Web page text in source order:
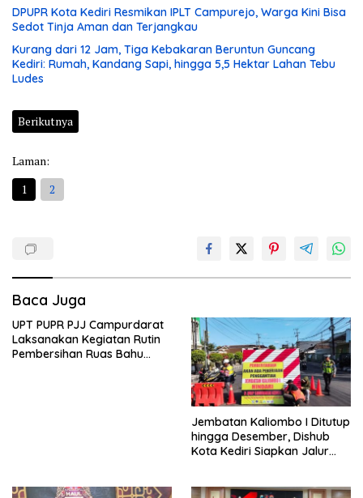
DPUPR Kota Kediri Resmikan IPLT Campurejo, Warga Kini Bisa
Sedot Tinja Aman dan Terjangkau
Kurang dari 12 Jam, Tiga Kebakaran Beruntun Guncang
Kediri: Rumah, Kandang Sapi, hingga 5,5 Hektar Lahan Tebu
Ludes
Berikutnya
Laman:
1
2
Baca Juga
UPT PUPR PJJ Campurdarat
Laksanakan Kegiatan Rutin
Pembersihan Ruas Bahu
Jembatan Kaliombo I Ditutup
hingga Desember, Dishub
Kota Kediri Siapkan Jalur